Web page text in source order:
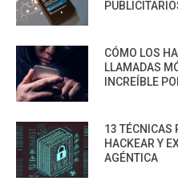
CÓMO LOS
LLAMADAS
INCREÍBLE
13 TÉCNICAS
HACKEAR Y
AGÉNTICA